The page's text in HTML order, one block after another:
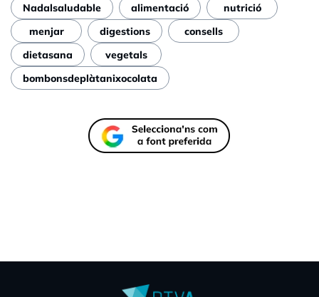
Nadalsaludable alimentació
nutrició
menjar
digestions
consells
dietasana
vegetals
bombonsdeplàtanixocolata